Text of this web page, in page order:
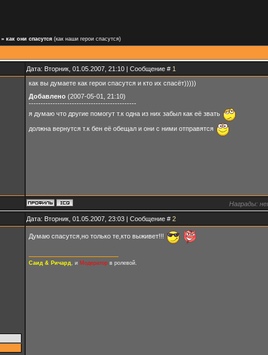
» как они спасутся (как наши герои спасутся)
Дата: Вторник, 01.05.2007, 21:10 | Сообщение # 1
как вы думаете как герои спасутся и кто их спасёт)))))
Добавлено(2007-05-01, 21:10)
---------------------------------------------
я думаю что другие помогут т.к одна из них забыл как её звать
должна вернутся т.к бен её обещал и они с ними отправятся
Награды:
Дата: Вторник, 01.05.2007, 23:03 | Сообщение # 2
Думаю спасутся,но только те,кто выживет!!!
Саид & Ричард , и Модераторв ролевой.